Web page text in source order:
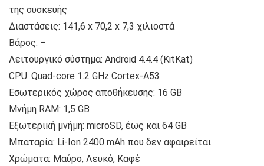
της συσκευής
Διαστάσεις: 141,6 x 70,2 x 7,3 χιλιοστά
Βάρος: –
Λειτουργικό σύστημα: Android 4.4.4 (KitKat)
CPU: Quad-core 1.2 GHz Cortex-A53
Εσωτερικός χώρος αποθήκευσης: 16 GB
Μνήμη RAM: 1,5 GB
Εξωτερική μνήμη: microSD, έως και 64 GB
Μπαταρία: Li-Ion 2400 mAh που δεν αφαιρείται
Χρώματα: Μαύρο, Λευκό, Καφέ